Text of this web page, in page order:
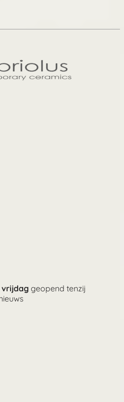
vrijdaggeopend tenzij